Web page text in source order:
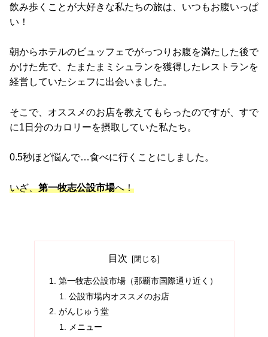
飲み歩くことが大好きな私たちの旅は、いつもお腹いっぱ
い！
朝からホテルのビュッフェでがっつりお腹を満たした後で
かけた先で、たまたまミシュランを獲得したレストランを
経営していたシェフに出会いました。
そこで、オススメのお店を教えてもらったのですが、すで
に1日分のカロリーを摂取していた私たち。
0.5秒ほど悩んで…食べに行くことにしました。
いざ、第一牧志公設市場へ！
目次
第一牧志公設市場（那覇市国際通り近く）
公設市場内オススメのお店
がんじゅう堂
メニュー